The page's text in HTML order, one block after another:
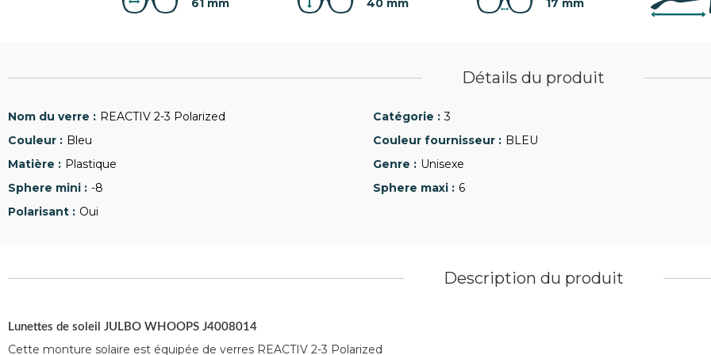
61 mm 40 mm 17 mm
Détails du produit
REACTIV 2-3 Polarized
3
Bleu
BLEU
Plastique
Unisexe
-8
6
Oui
Description du produit
Lunettes de soleil JULBO WHOOPS J4008014
Cette monture solaire est équipée de verres REACTIV 2-3 Polarized